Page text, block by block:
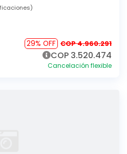
29% OFF COP 4.960.291
COP 3.520.474
Cancelación flexible